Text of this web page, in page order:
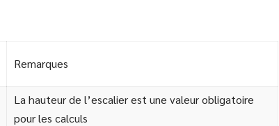
Remarques
La hauteur de l’escalier est une valeur obligatoire
pour les calculs